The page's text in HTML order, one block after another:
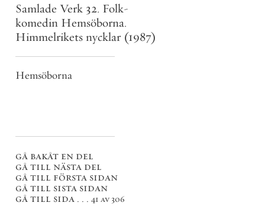
Samlade Verk 32. Folk-
komedin Hemsöborna.
Himmelrikets nycklar (1987)
Hemsöborna
gå bakåt en del
gå till nästa del
gå till första sidan
gå till sista sidan
gå till sida . . . 41 av 306